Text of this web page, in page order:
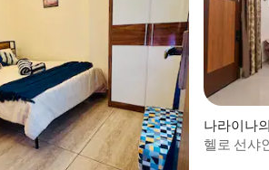
나라이나
헬로 선샤